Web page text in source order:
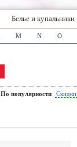
Белье и купальники
M N O
По популярности Скидки